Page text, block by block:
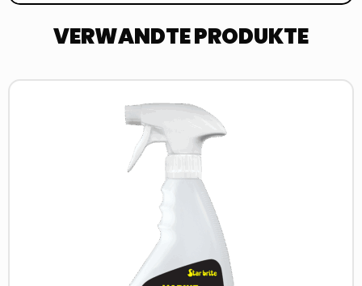
VERWANDTE PRODUKTE
Read